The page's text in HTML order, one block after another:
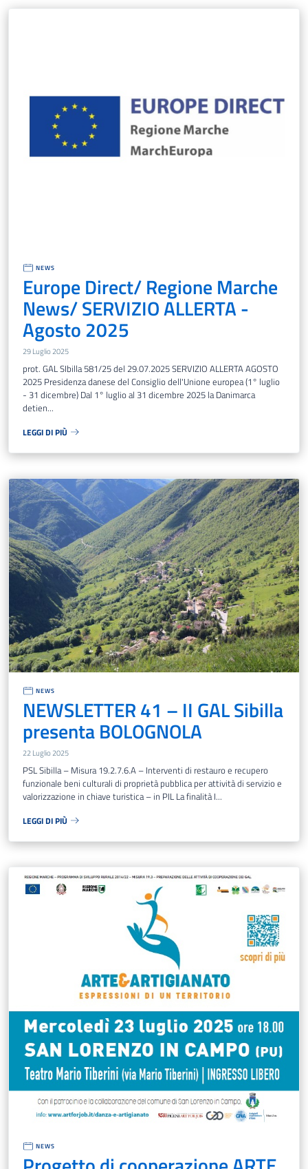
NEWS
Europe Direct/ Regione Marche
News/ SERVIZIO ALLERTA -
Agosto 2025
29 Luglio 2025
prot. GAL SIbilla 581/25 del 29.07.2025 SERVIZIO ALLERTA AGOSTO
2025 Presidenza danese del Consiglio dell'Unione europea (1° luglio
- 31 dicembre) Dal 1° luglio al 31 dicembre 2025 la Danimarca
detien...
LEGGI DI PIÙ
NEWS
NEWSLETTER 41 – II GAL Sibilla
presenta BOLOGNOLA
22 Luglio 2025
PSL Sibilla – Misura 19.2.7.6.A – Interventi di restauro e recupero
funzionale beni culturali di proprietà pubblica per attività di servizio e
valorizzazione in chiave turistica – in PIL La finalità I...
LEGGI DI PIÙ
NEWS